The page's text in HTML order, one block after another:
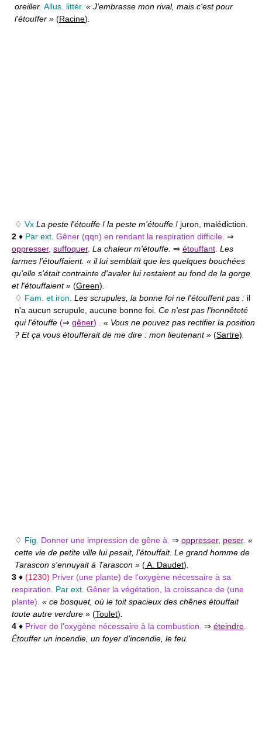
oreiller. Allus. littér. « J'embrasse mon rival, mais c'est pour
l'étouffer » (Racine)
♢ Vx La peste l'étouffe ! la peste m'étouffe ! juron, malédiction.
2 ♦ Par ext. Gêner (qqn) en rendant la respiration difficile. ⇒
oppresser, suffoquer. La chaleur m'étouffe. ⇒ étouffant Les
larmes l'étouffaient. « il lui semblait que les quelques bouchées
qu'elle s'était contrainte d'avaler lui restaient au fond de la gorge
et l'étouffaient » (Green)
♢ Fam. et iron. Les scrupules, la bonne foi ne l'étouffent pas : il
n'a aucun scrupule, aucune bonne foi. Ce n'est pas l'honnêteté
qui l'étouffe (⇒ gêner) . « Vous ne pouvez pas rectifier la position
? Et ça vous étoufferait de me dire : mon lieutenant » (Sartre)
♢ Fig. Donner une impression de gêne à. ⇒ oppresser, peser. «
cette vie de petite ville lui pesait, l'étouffait. Le grand homme de
Tarascon s'ennuyait à Tarascon » (A. Daudet)
3 ♦ (1230) Priver (une plante) de l'oxygène nécessaire à sa
respiration. Par ext. Gêner la végétation, la croissance de (une
plante). « ce bosquet, où le toit spacieux des chênes étouffait
toute autre verdure » (Toulet)
4 ♦ Priver de l'oxygène nécessaire à la combustion. ⇒ éteindre
Étouffer un incendie, un foyer d'incendie, le feu.